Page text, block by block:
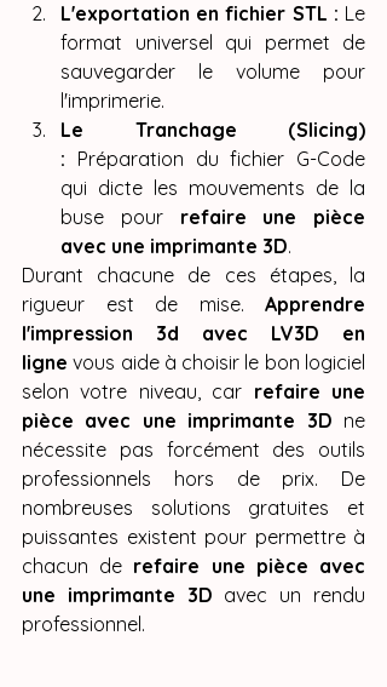
L'exportation en fichier STL : Le
format universel qui permet de
sauvegarder le volume pour
l'imprimerie.
Le Tranchage (Slicing)
: Préparation du fichier G-Code
qui dicte les mouvements de la
buse pour refaire une pièce
avec une imprimante 3D.
Durant chacune de ces étapes, la
rigueur est de mise. Apprendre
l'impression 3d avec LV3D en
ligne vous aide à choisir le bon logiciel
selon votre niveau, car refaire une
pièce avec une imprimante 3D ne
nécessite pas forcément des outils
professionnels hors de prix. De
nombreuses solutions gratuites et
puissantes existent pour permettre à
chacun de refaire une pièce avec
une imprimante 3D avec un rendu
professionnel.